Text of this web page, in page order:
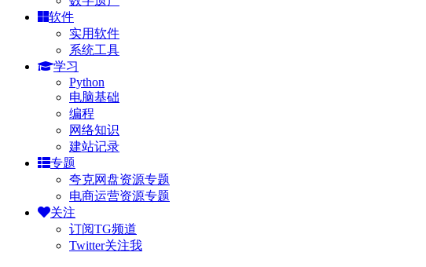
软件
实用软件
系统工具
学习
Python
电脑基础
编程
网络知识
建站记录
专题
夸克网盘资源专题
电商运营资源专题
关注
订阅TG频道
Twitter关注我